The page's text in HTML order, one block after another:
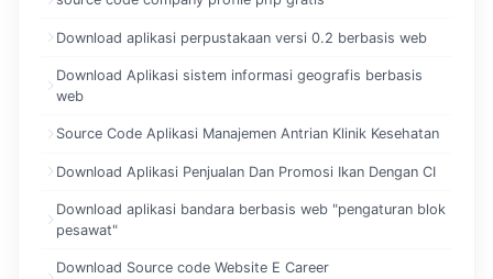
Download aplikasi perpustakaan versi 0.2 berbasis web
Download Aplikasi sistem informasi geografis berbasis
web
Source Code Aplikasi Manajemen Antrian Klinik Kesehatan
Download Aplikasi Penjualan Dan Promosi Ikan Dengan CI
Download aplikasi bandara berbasis web "pengaturan blok
pesawat"
Download Source code Website E Career